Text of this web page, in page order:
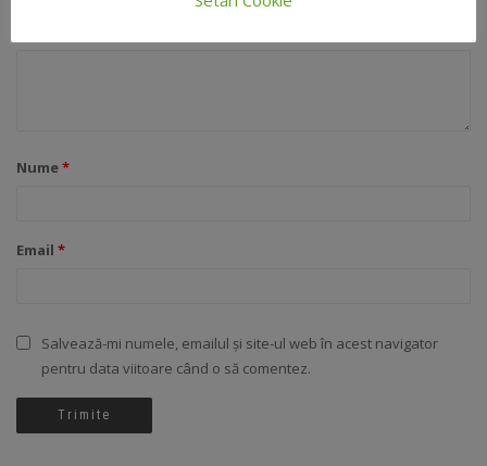
Nume*
Email *
Salvează-mi numele, emailul și site-ul web în acest navigator
pentru data viitoare când o să comentez.